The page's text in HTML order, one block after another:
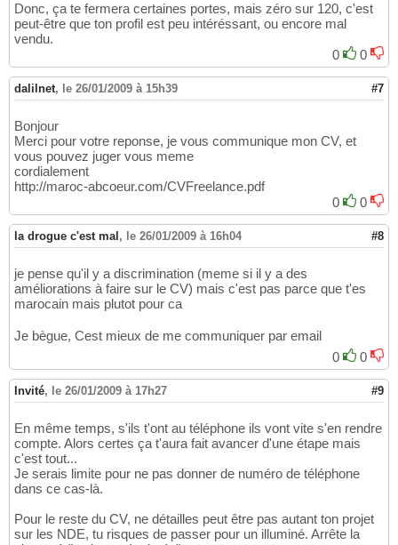
Donc, ça te fermera certaines portes, mais zéro sur 120, c'est
peut-être que ton profil est peu intéréssant, ou encore mal
vendu.
0
0
dalilnet, le 26/01/2009 à 15h39 #7
Bonjour
Merci pour votre reponse, je vous communique mon CV, et
vous pouvez juger vous meme
cordialement
http://maroc-abcoeur.com/CVFreelance.pdf
0
0
la drogue c'est mal , le 26/01/2009 à 16h04 #8
je pense qu'il y a discrimination (meme si il y a des
améliorations à faire sur le CV) mais c'est pas parce que t'es
marocain mais plutot pour ca
Je bègue, Cest mieux de me communiquer par email
0
0
Invité, le 26/01/2009 à 17h27 #9
En même temps, s'ils t'ont au téléphone ils vont vite s'en rendre
compte. Alors certes ça t'aura fait avancer d'une étape mais
c'est tout...
Je serais limite pour ne pas donner de numéro de téléphone
dans ce cas-là.
Pour le reste du CV, ne détailles peut être pas autant ton projet
sur les NDE, tu risques de passer pour un illuminé. Arrête la